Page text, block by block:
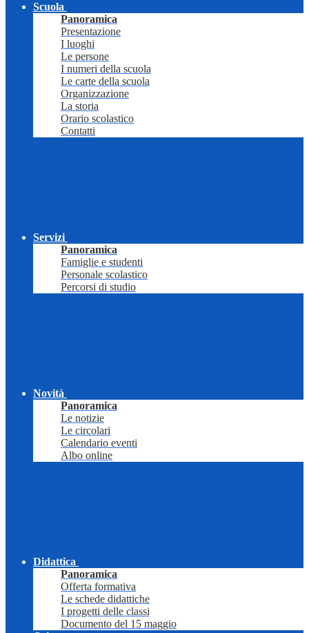
Scuola
Panoramica
Presentazione
I luoghi
Le persone
I numeri della scuola
Le carte della scuola
Organizzazione
La storia
Orario scolastico
Contatti
Servizi
Panoramica
Famiglie e studenti
Personale scolastico
Percorsi di studio
Novità
Panoramica
Le notizie
Le circolari
Calendario eventi
Albo online
Didattica
Panoramica
Offerta formativa
Le schede didattiche
I progetti delle classi
Documento del 15 maggio